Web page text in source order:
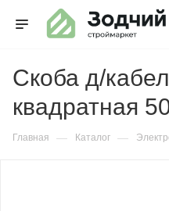
Скоба д/
квадратная
Главная — Каталог —